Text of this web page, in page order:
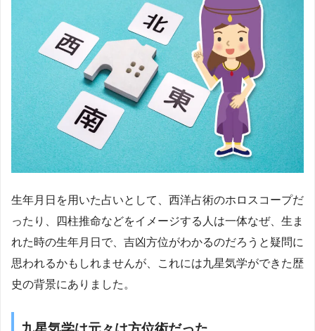
生年月日を用いた占いとして、西洋占術のホロスコープだ
ったり、四柱推命などをイメージする人は一体なぜ、生ま
れた時の生年月日で、吉凶方位がわかるのだろうと疑問に
思われるかもしれませんが、これには九星気学ができた歴
史の背景にありました。